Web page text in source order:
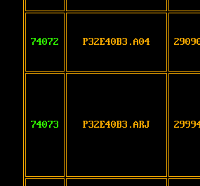
74072 P32E40B3.A04
74073 P32E40B3.ARJ